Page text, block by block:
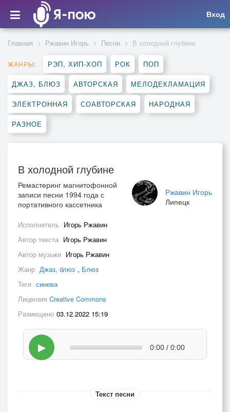
Вход
Главная Ржавин Игорь Песни В холодной глубине
ЖАНРЫ: РЭП, ХИП-ХОП РОК ПОП
ДЖАЗ, БЛЮЗ АВТОРСКАЯ МЕЛОДЕКЛАМАЦИЯ
ЭЛЕКТРОННАЯ СОАВТОРСКАЯ НАРОДНАЯ
РАЗНОЕ
В холодной глубине
Ржавин Игорь
Липецк
Ремастеринг магнитофонной
записи песни 1994 года с
портативного кассетника
Исполнитель Игорь Ржавин
Автор текста Игорь Ржавин
Автор музыки Игорь Ржавин
Жанр Джаз, блюз , Блюз
Теги синева
Лицензия Creative Commons
Размещено 03.12.2022 15:19
▶ 0:00 / 0:00
Текст песни